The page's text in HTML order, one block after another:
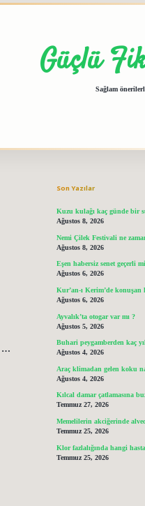
Güçlü
Sağlam
…
Son Yazılar
Kuzu kulağı kaç günde bir
Ağustos 8, 2026
Nemi Çilek Festivali ne
Ağustos 8, 2026
Eşen habersiz senet geçerli
Ağustos 6, 2026
Kur’an-ı Kerim’de
Ağustos 6, 2026
Ayvalık’ta otogar var mı ?
Ağustos 5, 2026
Buhari peygamberden kaç
Ağustos 4, 2026
Araç klimadan gelen koku
Ağustos 4, 2026
Kılcal damar çatlamasına
Temmuz 27, 2026
Memelilerin akciğerinde
Temmuz 25, 2026
Klor fazlalığında hangi
Temmuz 25, 2026